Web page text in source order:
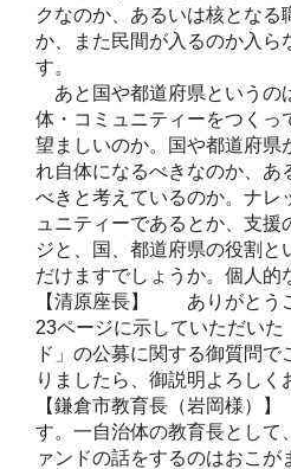
クなのか、あるいは核となる
か、また民間が入るのか入ら
す。
あと国や都道府県というの
体・コミュニティーをつくっ
望ましいのか。国や都道府県
れ自体になるべきなのか、あ
べきと考えているのか。ナレ
ュニティーであるとか、支
ジと、国、都道府県の役割と
だけますでしょうか。個人的
【清原座長】 ありがとう
23ページに示していただい
ド」の公募に関する御質問
りましたら、御説明よろしく
【鎌倉市教育長（岩岡様）
す。一自治体の教育長として
ァンドの話をするのはおこ